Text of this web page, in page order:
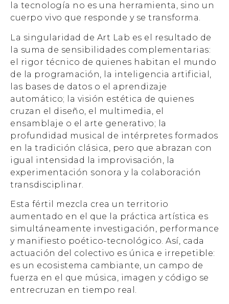
la tecnología no es una herramienta, sino un
cuerpo vivo que responde y se transforma.
La singularidad de Art Lab es el resultado de
la suma de sensibilidades complementarias:
el rigor técnico de quienes habitan el mundo
de la programación, la inteligencia artificial,
las bases de datos o el aprendizaje
automático; la visión estética de quienes
cruzan el diseño, el multimedia, el
ensamblaje o el arte generativo; la
profundidad musical de intérpretes formados
en la tradición clásica, pero que abrazan con
igual intensidad la improvisación, la
experimentación sonora y la colaboración
transdisciplinar.
Esta fértil mezcla crea un territorio
aumentado en el que la práctica artística es
simultáneamente investigación, performance
y manifiesto poético-tecnológico. Así, cada
actuación del colectivo es única e irrepetible:
es un ecosistema cambiante, un campo de
fuerza en el que música, imagen y código se
entrecruzan en tiempo real.